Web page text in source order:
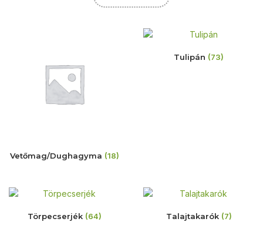
Vetőmag/Dughagyma (18)
Tulipán (73)
Törpecserjék (64) Talajtakarók (7)